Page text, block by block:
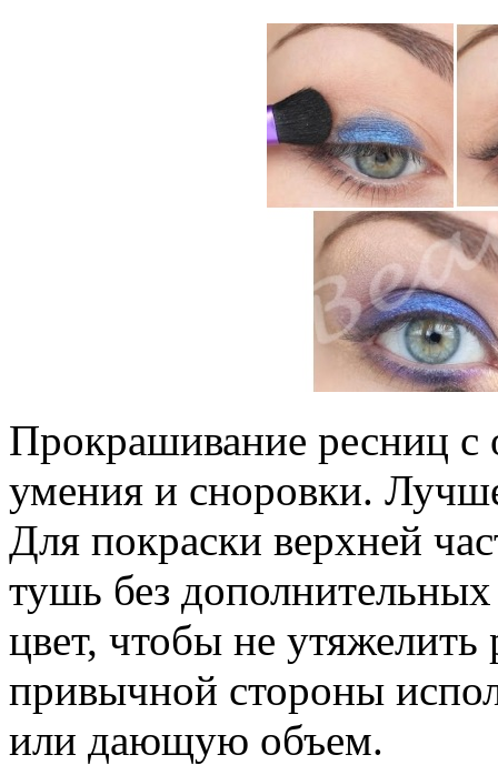
Прокрашивание ресниц с
умения и сноровки.
Для покраски верхней
тушь без
цвет, чтобы не
привычной стороны
или дающую объем.